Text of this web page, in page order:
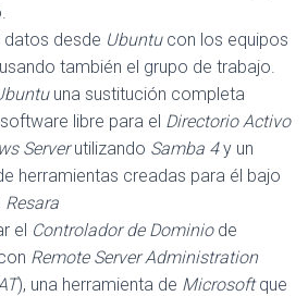
datos desde Ubuntucon los equipos
también el grupo de trabajo.
una sustitución completa
libre para el Directorio Activo
Serverutilizando Samba 4y un
herramientas creadas para él bajo
Resara
el Controlador de Dominiode
Remote Server Administration
), una herramienta de Microsoftque